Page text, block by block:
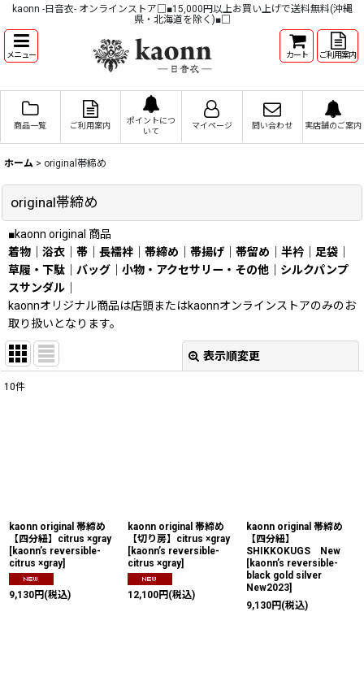
kaonn -日音衣- オンラインストア□■15,000円以上お買い上げで送料無料(沖縄
県・北海道を除く)■□
メニュー カート ご利用案内
商品一覧 ご利用案内
ポイントにつ
いて
マイページ 問い合わせ 実店舗のご案内
ホーム > original帯締め
original帯締め
■kaonn original 商品
着物
浴衣 帯 長襦袢 帯締め 帯揚げ 帯留め 半衿 足袋
草履・下駄
バッグ 小物・アクセサリー・その他
シルクパンプ
スサンダル
kaonnオリジナル商品は店頭またはkaonnオンラインストアのみのお
取り扱いとなります。
表示順変更
10件
kaonn original 帯締め
【四分紐】citrus ×gray
[kaonn’s reversible-
citrus ×gray]
9,130円 (税込)
kaonn original 帯締め
【切り房】citrus ×gray
[kaonn’s reversible-
citrus ×gray]
12,100円 (税込)
kaonn original 帯締め
【四分紐】
SHIKKOKUGS New
[kaonn’s reversible-
black gold silver
New2023]
9,130円 (税込)